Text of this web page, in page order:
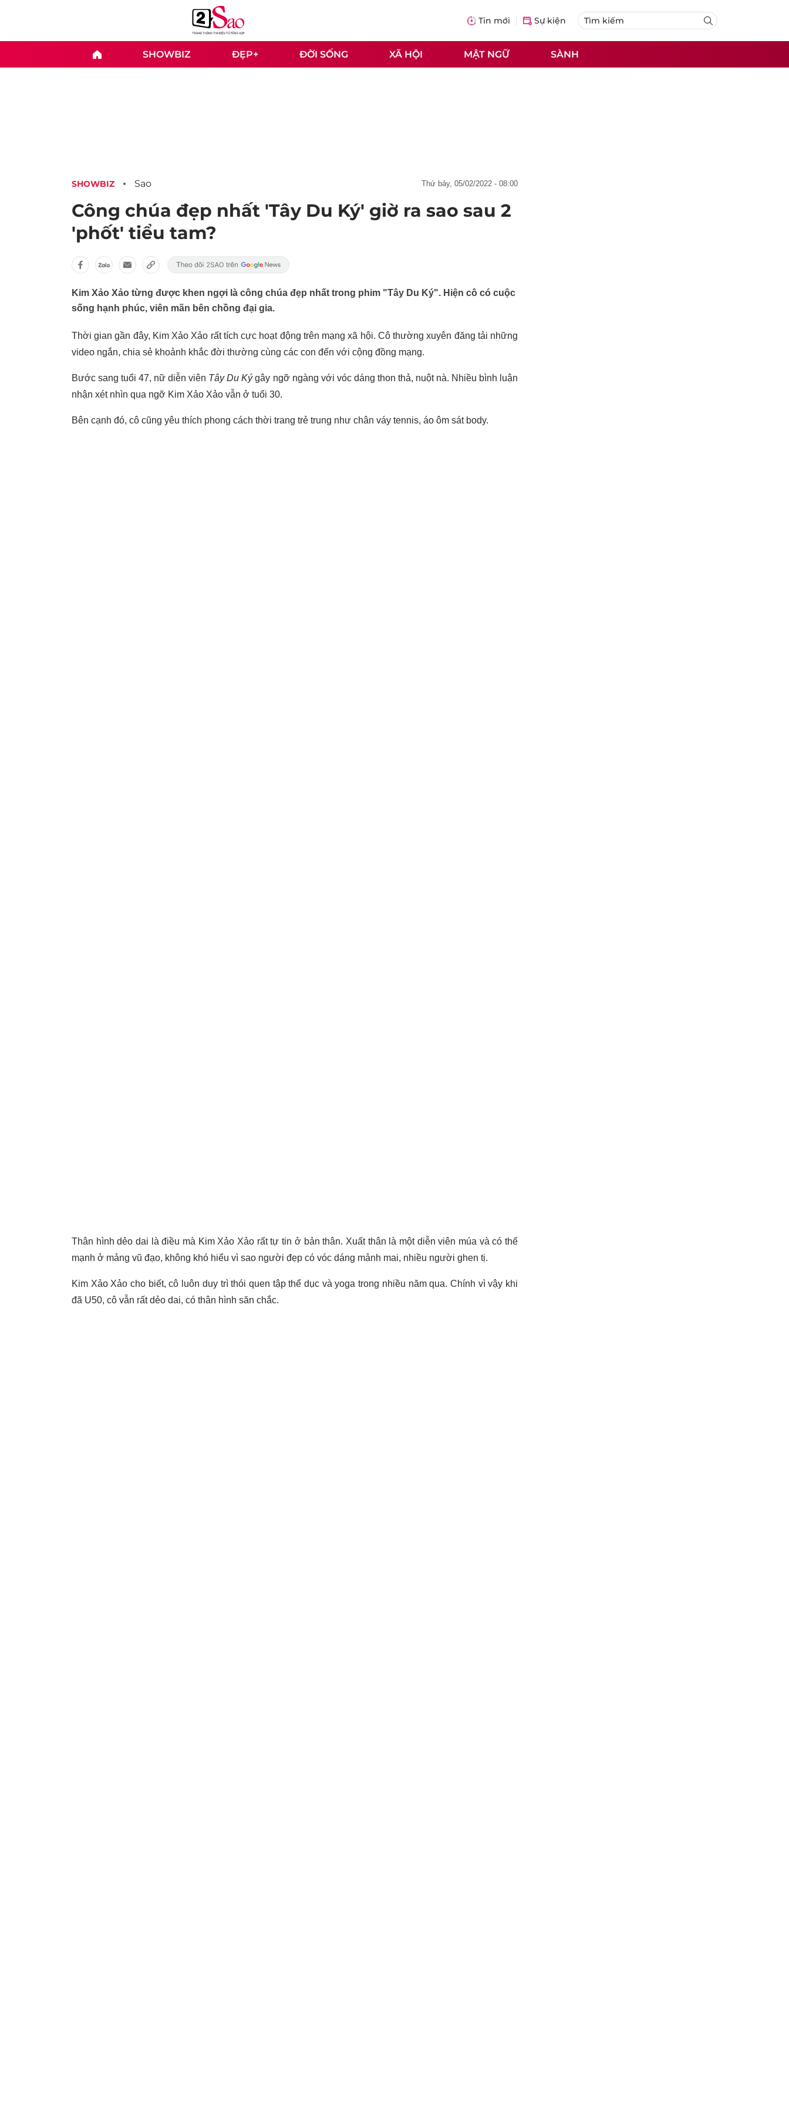
Tin mới Sự kiện
SHOWBIZ ĐẸP+ ĐỜI SỐNG XÃ HỘI MẬT NGỮ SÀNH
SHOWBIZ Sao thứ bảy, 05/02/2022 - 08:00
Công chúa đẹp nhất 'Tây Du Ký' giờ ra sao sau 2
'phốt' tiểu tam?
Kim Xảo Xảo từng được khen ngợi là công chúa đẹp nhất trong phim "Tây Du Ký". Hiện cô có cuộc
sống hạnh phúc, viên mãn bên chồng đại gia.
Thời gian gần đây, Kim Xảo Xảo rất tích cực hoạt động trên mạng xã hội. Cô thường xuyên đăng tải những
video ngắn, chia sẻ khoảnh khắc đời thường cùng các con đến với cộng đồng mạng.
Bước sang tuổi 47, nữ diễn viên Tây Du Kýgây ngỡ ngàng với vóc dáng thon thả, nuột nà. Nhiều bình luận
nhận xét nhìn qua ngỡ Kim Xảo Xảo vẫn ở tuổi 30.
Bên cạnh đó, cô cũng yêu thích phong cách thời trang trẻ trung như chân váy tennis, áo ôm sát body.
Thân hình dẻo dai là điều mà Kim Xảo Xảo rất tự tin ở bản thân. Xuất thân là một diễn viên múa và có thế
mạnh ở mảng vũ đạo, không khó hiểu vì sao người đẹp có vóc dáng mảnh mai, nhiều người ghen tị.
Kim Xảo Xảo cho biết, cô luôn duy trì thói quen tập thể dục và yoga trong nhiều năm qua. Chính vì vậy khi
đã U50, cô vẫn rất dẻo dai, có thân hình săn chắc.